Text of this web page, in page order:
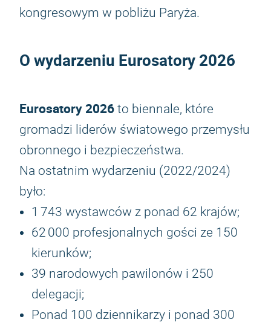
kongresowym w pobliżu Paryża.
O wydarzeniu Eurosatory 2026
Eurosatory 2026 to biennale, które
gromadzi liderów światowego przemysłu
obronnego i bezpieczeństwa.
Na ostatnim wydarzeniu (2022/2024)
było:
1 743 wystawców z ponad 62 krajów;
62 000 profesjonalnych gości ze 150
kierunków;
39 narodowych pawilonów i 250
delegacji;
Ponad 100 dziennikarzy i ponad 300